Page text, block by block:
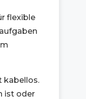
flexible
kabellos.
ist oder